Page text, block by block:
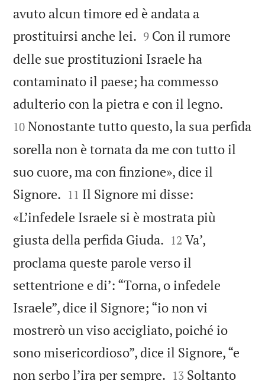
avuto alcun timore ed è andata a
prostituirsi anche lei. 

9 Con il rumore
delle sue prostituzioni Israele ha
contaminato il paese; ha commesso
adulterio con la pietra e con il legno.
10 Nonostante tutto questo, la sua perfida
sorella non è tornata da me con tutto il
suo cuore, ma con finzione», dice il
Signore. 

11 Il Signore mi disse:
«L’infedele Israele si è mostrata più
giusta della perfida Giuda. 

12 Va’,
proclama queste parole verso il
settentrione e di’: “Torna, o infedele
Israele”, dice il Signore; “io non vi
mostrerò un viso accigliato, poiché io
sono misericordioso”, dice il Signore, “e
non serbo l’ira per sempre. 

13 Soltanto